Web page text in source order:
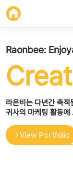
Raonbee:
라온비는 다년간 축
귀사의 마케팅 활동
View Portfolio